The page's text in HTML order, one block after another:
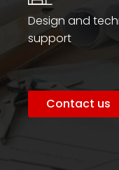
Design and
support
Contact us